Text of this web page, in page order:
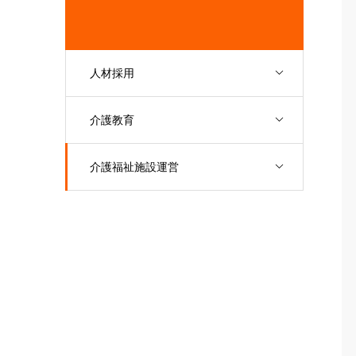
人材採用
介護教育
介護福祉施設運営